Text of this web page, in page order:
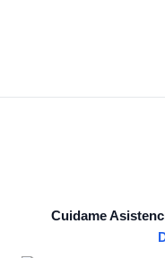
Cuidame